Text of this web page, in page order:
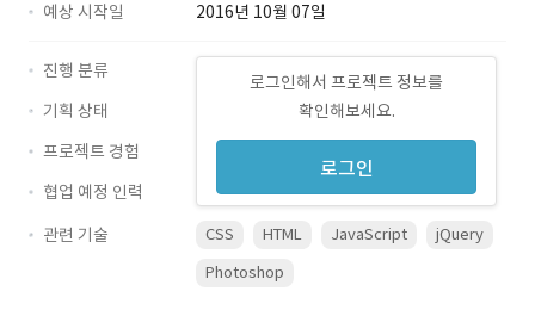
예상 시작일
2016년 10월 07일
로그인해서 프로젝트 정보를
확인해보세요.
로그인
진행 분류
기획 상태
프로젝트 경험
협업 예정 인력
관련 기술
CSS HTML JavaScript
jQuery
Photoshop